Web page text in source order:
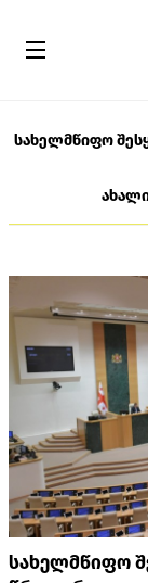
სახელმწიფო
სახელმწიფო